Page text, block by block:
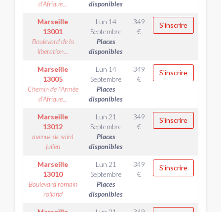
d'Afrique...
disponibles
Marseille
13001
Boulevard de la
liberation...
Lun 14
Septembre
Places
disponibles
349
€
S'inscrire
Marseille
13005
Chemin de l'Armée
d'Afrique...
Lun 14
Septembre
Places
disponibles
349
€
S'inscrire
Marseille
13012
avenue de saint
julien
Lun 21
Septembre
Places
disponibles
349
€
S'inscrire
Marseille
13010
Boulevard romain
rolland
Lun 21
Septembre
Places
disponibles
349
€
S'inscrire